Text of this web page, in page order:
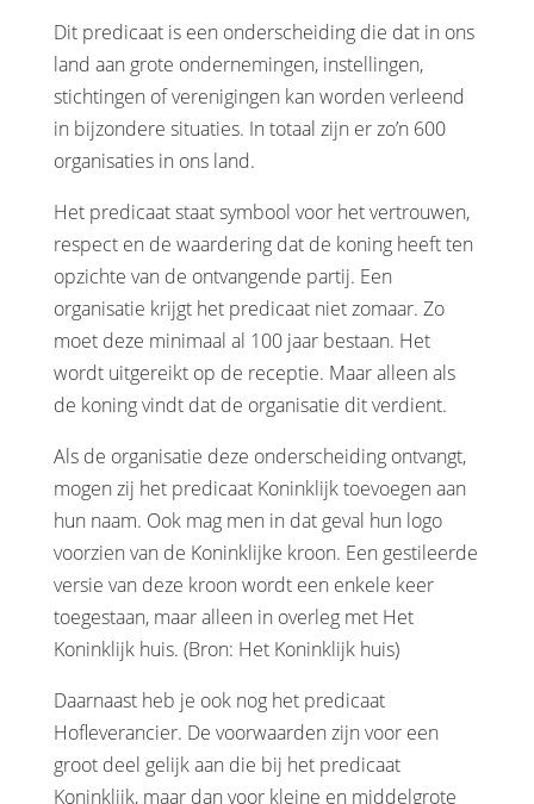
Dit predicaat is een onderscheiding die dat in ons
land aan grote ondernemingen, instellingen,
stichtingen of verenigingen kan worden verleend
in bijzondere situaties. In totaal zijn er zo’n 600
organisaties in ons land.
Het predicaat staat symbool voor het vertrouwen,
respect en de waardering dat de koning heeft ten
opzichte van de ontvangende partij. Een
organisatie krijgt het predicaat niet zomaar. Zo
moet deze minimaal al 100 jaar bestaan. Het
wordt uitgereikt op de receptie. Maar alleen als
de koning vindt dat de organisatie dit verdient.
Als de organisatie deze onderscheiding ontvangt,
mogen zij het predicaat Koninklijk toevoegen aan
hun naam. Ook mag men in dat geval hun logo
voorzien van de Koninklijke kroon. Een gestileerde
versie van deze kroon wordt een enkele keer
toegestaan, maar alleen in overleg met Het
Koninklijk huis. (Bron: Het Koninklijk huis)
Daarnaast heb je ook nog het predicaat
Hofleverancier. De voorwaarden zijn voor een
groot deel gelijk aan die bij het predicaat
Koninklijk, maar dan voor kleine en middelgrote